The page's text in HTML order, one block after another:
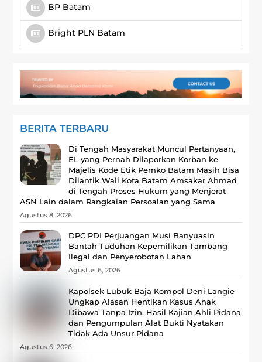
BP Batam
Bright PLN Batam
BERITA TERBARU
Di Tengah Masyarakat Muncul Pertanyaan,
EL yang Pernah Dilaporkan Korban ke
Majelis Kode Etik Pemko Batam Masih Bisa
Dilantik Wali Kota Batam Amsakar Ahmad
di Tengah Proses Hukum yang Menjerat
ASN Lain dalam Rangkaian Persoalan yang Sama
Agustus 8, 2026
DPC PDI Perjuangan Musi Banyuasin
Bantah Tuduhan Kepemilikan Tambang
Ilegal dan Penyerobotan Lahan
Agustus 6, 2026
Kapolsek Lubuk Baja Kompol Deni Langie
Ungkap Alasan Hentikan Kasus Anak
Dibawa Tanpa Izin, Hasil Kajian Ahli Pidana
dan Pengumpulan Alat Bukti Nyatakan
Tidak Ada Unsur Pidana
Agustus 6, 2026